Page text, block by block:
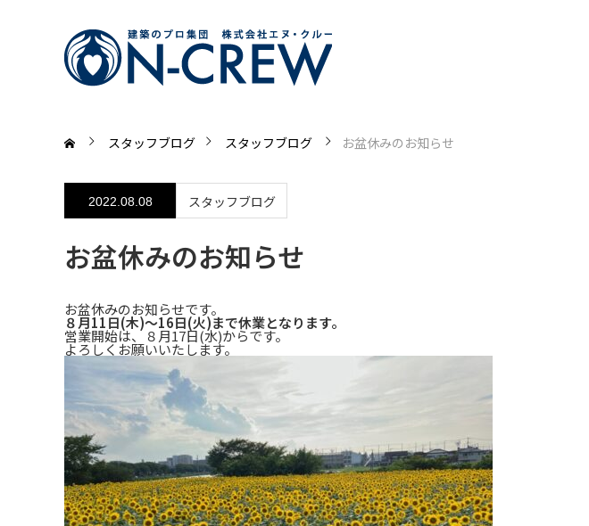
スタッフブログ スタッフブログ お盆休みのお知らせ
2022.08.08 スタッフブログ
お盆休みのお知らせ
お盆休みのお知らせです。
８月11日(木)～16日(火)まで休業となります。
営業開始は、８月17日(水)からです。
よろしくお願いいたします。